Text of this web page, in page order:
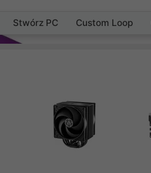
Stwórz PC Custom Loop